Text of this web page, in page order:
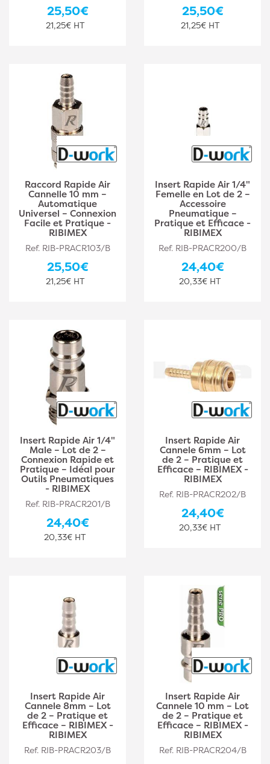
25,50€
21,25€ HT
25,50€
21,25€ HT
Raccord Rapide Air
Cannelle 10 mm –
Automatique
Universel – Connexion
Facile et Pratique -
RIBIMEX
Ref. RIB-PRACR103/B
25,50€
21,25€ HT
Insert Rapide Air 1/4"
Femelle en Lot de 2 –
Accessoire
Pneumatique –
Pratique et Efficace -
RIBIMEX
Ref. RIB-PRACR200/B
24,40€
20,33€ HT
Insert Rapide Air 1/4"
Male – Lot de 2 –
Connexion Rapide et
Pratique – Idéal pour
Outils Pneumatiques
- RIBIMEX
Ref. RIB-PRACR201/B
24,40€
20,33€ HT
Insert Rapide Air
Cannele 6mm – Lot
de 2 – Pratique et
Efficace – RIBIMEX -
RIBIMEX
Ref. RIB-PRACR202/B
24,40€
20,33€ HT
Insert Rapide Air
Cannele 8mm – Lot
de 2 – Pratique et
Efficace – RIBIMEX -
RIBIMEX
Ref. RIB-PRACR203/B
Insert Rapide Air
Cannele 10 mm – Lot
de 2 – Pratique et
Efficace – RIBIMEX -
RIBIMEX
Ref. RIB-PRACR204/B